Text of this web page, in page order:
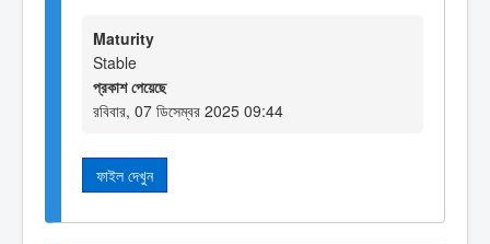
Maturity
Stable
প্রকাশ পেয়েছে
রবিবার, 07 ডিসেম্বর 2025 09:44
ফাইল দেখুন